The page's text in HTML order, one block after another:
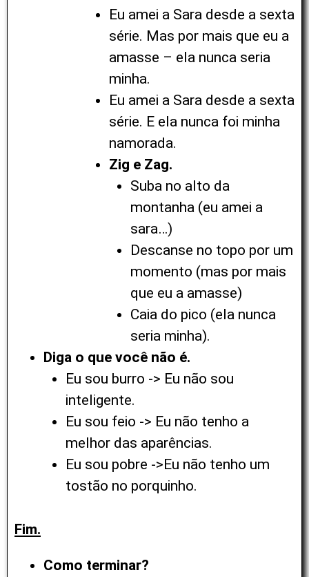
Eu amei a Sara desde a sexta
série. Mas por mais que eu a
amasse – ela nunca seria
minha.
Eu amei a Sara desde a sexta
série. E ela nunca foi minha
namorada.
Zig e Zag.
Suba no alto da
montanha (eu amei a
sara…)
Descanse no topo por um
momento (mas por mais
que eu a amasse)
Caia do pico (ela nunca
seria minha).
Diga o que você não é.
Eu sou burro -> Eu não sou
inteligente.
Eu sou feio -> Eu não tenho a
melhor das aparências.
Eu sou pobre ->Eu não tenho um
tostão no porquinho.
Fim.
Como terminar?